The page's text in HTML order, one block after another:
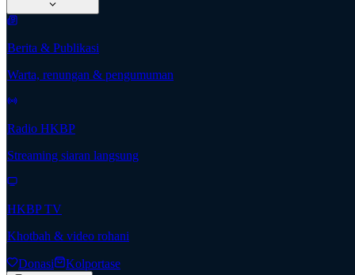
Berita & Publikasi
Warta, renungan & pengumuman
Radio HKBP
Streaming siaran langsung
HKBP TV
Khotbah & video rohani
Donasi Kolportase